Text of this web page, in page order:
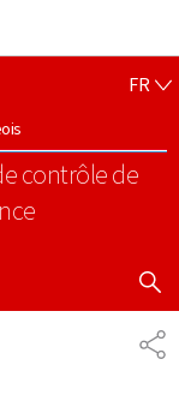
contrôle de
FR